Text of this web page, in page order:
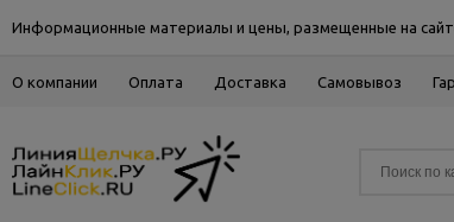
Информационные материалы и цены, размещенные на
О компании Оплата Доставка Самовывоз